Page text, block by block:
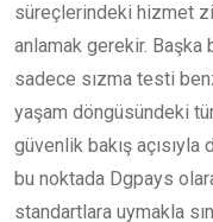
süreçlerindeki hizmet
anlamak gerekir. Başka
sadece sızma testi
yaşam döngüsündeki
güvenlik bakış açısıyla
bu noktada Dgpays
standartlara uymakla